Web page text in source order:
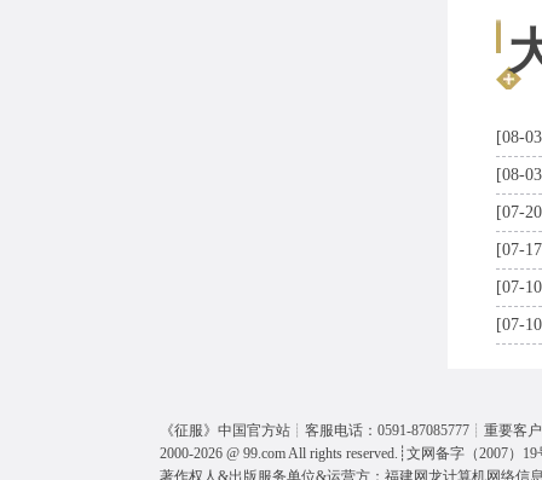
[08-
[08-
[07-
[07-
[07-
[07-
《征服》中国官方站┊客服电话：0591-87085777┊重要客
2000-2026 @ 99.comAll rights reserved.┊ 文网备字（2007）19
著作权人&出版服务单位&运营方：福建网龙计算机网络信